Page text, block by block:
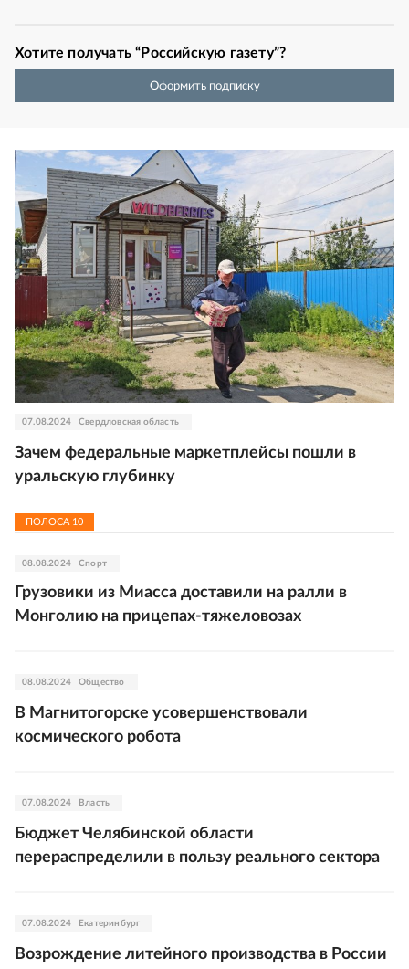
Хотите получать “Российскую газету”?
Оформить подписку
07.08.2024 Свердловская область
Зачем федеральные маркетплейсы пошли в
уральскую глубинку
ПОЛОСА 10
08.08.2024 Спорт
Грузовики из Миасса доставили на ралли в
Монголию на прицепах-тяжеловозах
08.08.2024 Общество
В Магнитогорске усовершенствовали
космического робота
07.08.2024 Власть
Бюджет Челябинской области
перераспределили в пользу реального сектора
07.08.2024 Екатеринбург
Возрождение литейного производства в России